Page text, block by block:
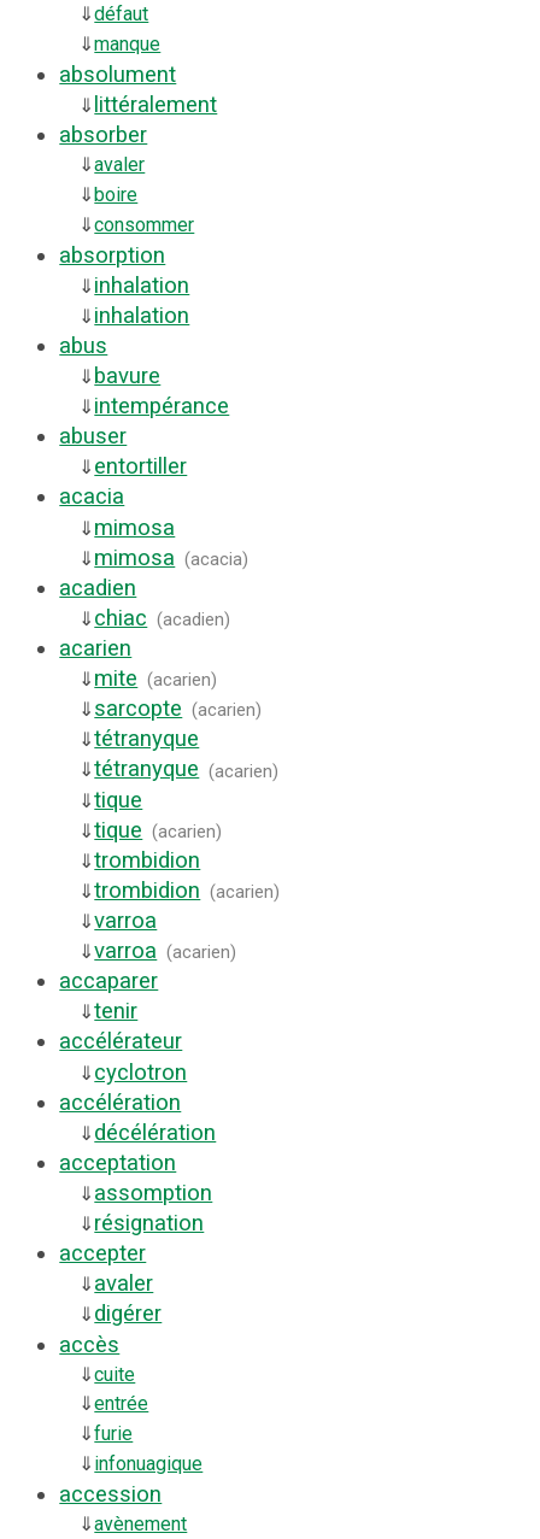
⇓défaut
⇓manque
absolument
⇓ littéralement
absorber
⇓avaler
⇓boire
⇓consommer
absorption
⇓ inhalation
⇓ inhalation
abus
⇓ bavure
⇓ intempérance
abuser
⇓ entortiller
acacia
⇓ mimosa
⇓ mimosa (acacia)
acadien
⇓ chiac (acadien)
acarien
⇓ mite (acarien)
⇓ sarcopte (acarien)
⇓tétranyque
⇓tétranyque (acarien)
⇓tique
⇓tique (acarien)
⇓trombidion
⇓trombidion (acarien)
⇓varroa
⇓varroa (acarien)
accaparer
⇓tenir
accélérateur
⇓ cyclotron
accélération
⇓ décélération
acceptation
⇓ assomption
⇓ résignation
accepter
⇓ avaler
⇓ digérer
accès
⇓cuite
⇓entrée
⇓furie
⇓ infonuagique
accession
⇓avènement